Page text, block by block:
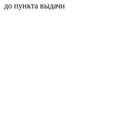
до пункта выдачи